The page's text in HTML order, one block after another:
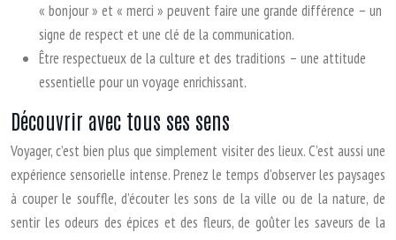
« bonjour » et « merci » peuvent faire une grande différence – un
signe de respect et une clé de la communication.
Être respectueux de la culture et des traditions – une attitude
essentielle pour un voyage enrichissant.
Découvrir avec tous ses sens
Voyager, c’est bien plus que simplement visiter des lieux. C’est aussi une
expérience sensorielle intense. Prenez le temps d’observer les paysages
à couper le souffle, d’écouter les sons de la ville ou de la nature, de
sentir les odeurs des épices et des fleurs, de goûter les saveurs de la